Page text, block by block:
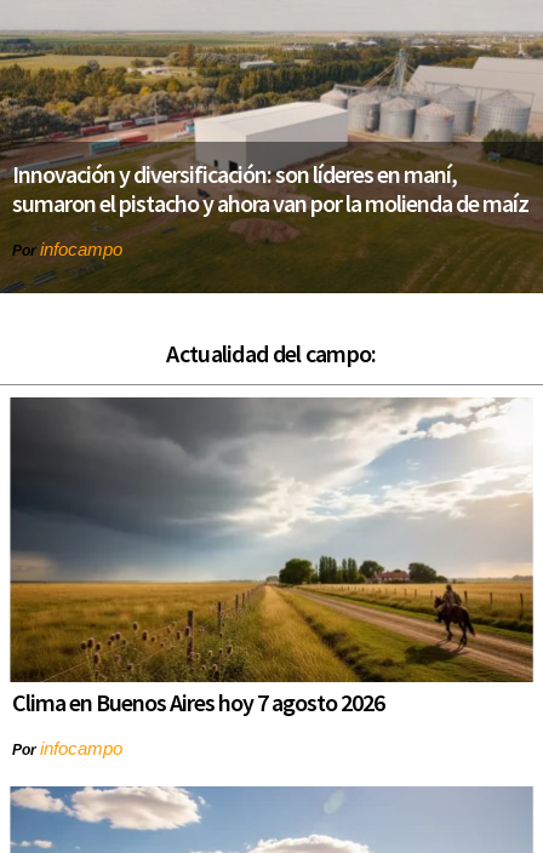
Innovación y diversificación: son líderes en maní,
sumaron el pistacho y ahora van por la molienda de maíz
Por infocampo
Actualidad del campo:
Clima en Buenos Aires hoy 7 agosto 2026
Porinfocampo